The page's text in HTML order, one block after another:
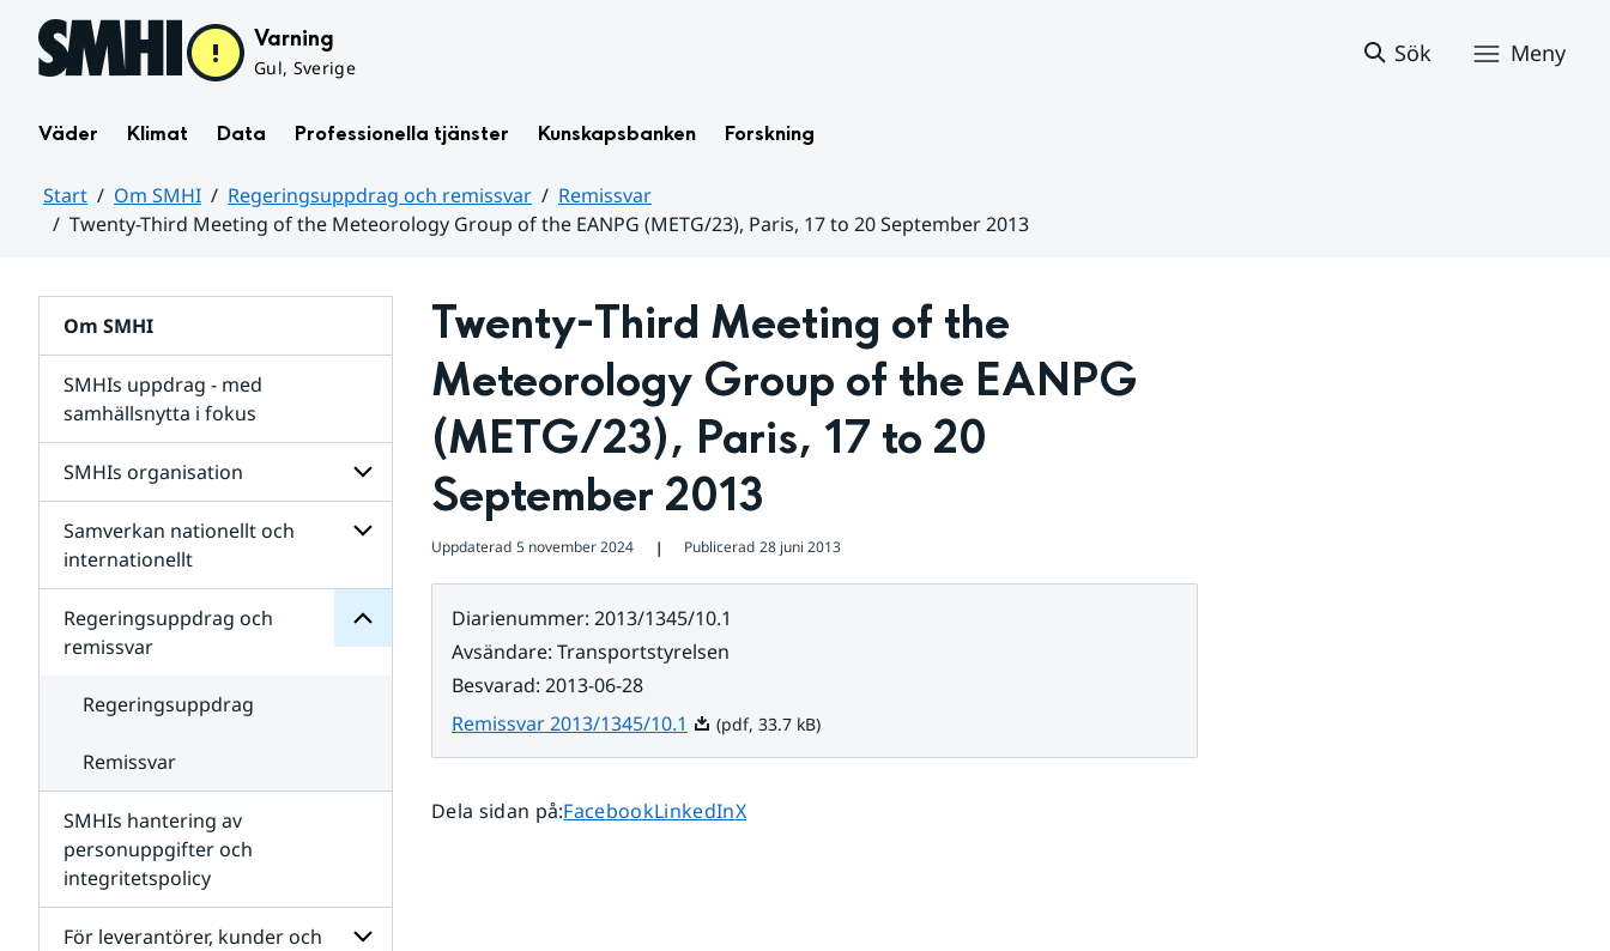
Hoppa till sidans innehåll Varning
Gul, Sverige
Sök Meny
Väder Klimat Data Professionella tjänster Kunskapsbanken Forskning
Start Om SMHI Regeringsuppdrag och remissvar
Remissvar
Twenty-Third Meeting of the Meteorology Group of the EANPG (METG/23), Paris, 17 to 20 September 2013
Om SMHI
SMHIs uppdrag - med
samhällsnytta i fokus
SMHIs organisation
Undersidor
Samverkan nationellt och
internationellt
Undersidor
för
internationellt
Regeringsuppdrag och
remissvar
för
Regeringsuppdrag
remissvar
Regeringsuppdrag
Remissvar
SMHIs hantering av
personuppgifter och
integritetspolicy
För leverantörer, kunder och
Twenty-Third Meeting of the
Meteorology Group of the EANPG
(METG/23), Paris, 17 to 20
September 2013
Uppdaterad 5 november 2024 ❘ Publicerad 28 juni 2013
Diarienummer: 2013/1345/10.1
Avsändare: Transportstyrelsen
Besvarad: 2013-06-28
Remissvar 2013/1345/10.1 Pdf, 33.7 kB.
(pdf, 33.7 kB)
Dela sidan på:Dela sidan på
FacebookDela sidan på
LinkedInDela sidan på
X